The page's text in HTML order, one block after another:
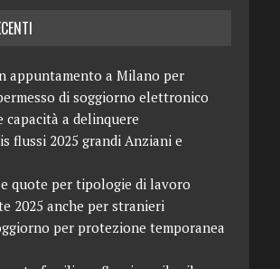
appuntamento a Milano per
di soggiorno elettronico
capacità a delinquere
flussi 2025 grandi Anziani e
quote per tipologie di lavoro
2025 anche per stranieri
per protezione temporanea